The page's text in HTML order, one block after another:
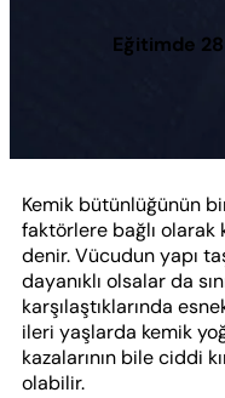
Eğitimde
Kemik bütünlüğünün
faktörlere bağlı olarak
denir. Vücudun yapı
dayanıklı olsalar da
karşılaştıklarında
ileri yaşlarda kemik
kazalarının bile ciddi
olabilir.